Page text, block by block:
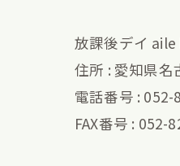
放課後デイ
住所 : 愛知県
電話番号 : 052-
FAX番号 : 052-